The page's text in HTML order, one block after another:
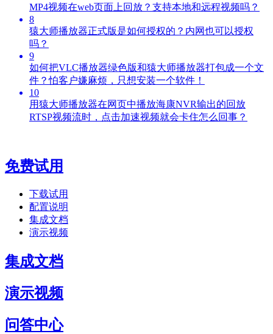
MP4视频在web页面上回放？支持本地和远程视频吗？
8
猿大师播放器正式版是如何授权的？内网也可以授权
吗？
9
如何把VLC播放器绿色版和猿大师播放器打包成一个文
件？怕客户嫌麻烦，只想安装一个软件！
10
用猿大师播放器在网页中播放海康NVR输出的回放
RTSP视频流时，点击加速视频就会卡住怎么回事？
免费试用
下载试用
配置说明
集成文档
演示视频
集成文档
演示视频
问答中心